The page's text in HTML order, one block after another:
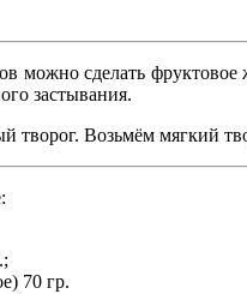
можно сделать
застывания.
творог. Возьмём мягкий
70 гр.